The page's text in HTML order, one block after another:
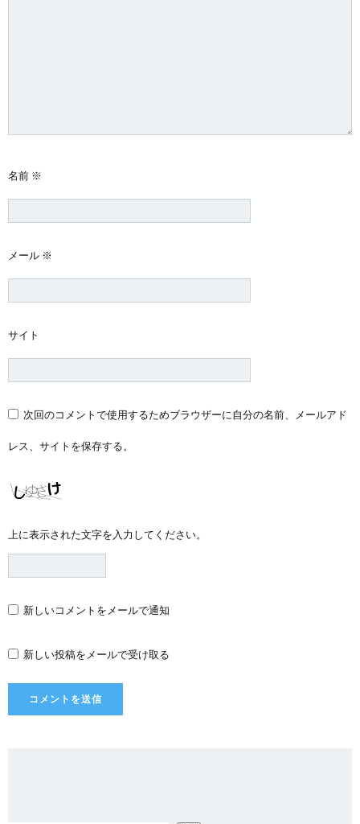
名前 ※
メール ※
サイト
次回のコメントで使用するためブラウザーに自分の名前、メールアド
レス、サイトを保存する。
上に表示された文字を入力してください。
新しいコメントをメールで通知
新しい投稿をメールで受け取る